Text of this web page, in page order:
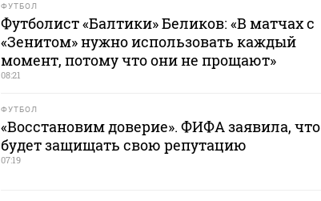
ФУТБОЛ
Футболист «Балтики» Беликов: «В матчах с
«Зенитом» нужно использовать каждый
момент, потому что они не прощают»
08:21
ФУТБОЛ
«Восстановим доверие». ФИФА заявила, что
будет защищать свою репутацию
07:19